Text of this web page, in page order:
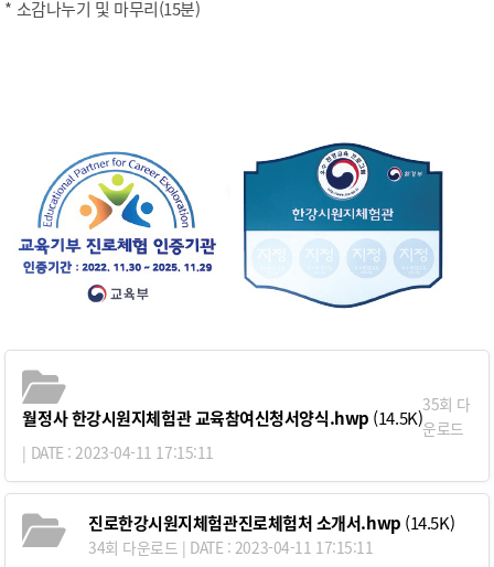
* 소감나누기 및 마무리(15분)
월정사 한강시원지체험관 교육참여신청서양식.hwp (14.5K)
35회 다
운로드
| DATE : 2023-04-11 17:15:11
진로한강시원지체험관진로체험처 소개서.hwp (14.5K)
34회 다운로드 | DATE : 2023-04-11 17:15:11